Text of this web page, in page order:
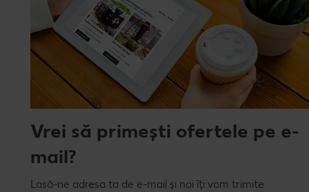
Vrei să primești ofertele pe e-
mail?
Lasă-ne adresa ta de e-mail și noi îți vom trimite